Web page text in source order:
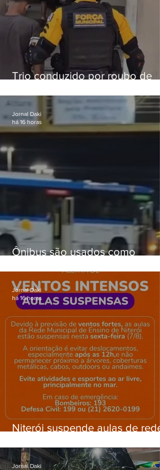
Trio conduzido por roubo de
passagens
Ônibus são usados como
Gardênia Azul
Jornal Daki
há 16 horas
Niterói suspende aulas de rede
ventos fortes nesta sexta (7)
Jornal Daki
há 16 horas
Jornal Daki